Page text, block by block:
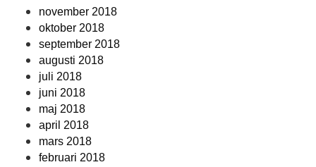
november 2018
oktober 2018
september 2018
augusti 2018
juli 2018
juni 2018
maj 2018
april 2018
mars 2018
februari 2018